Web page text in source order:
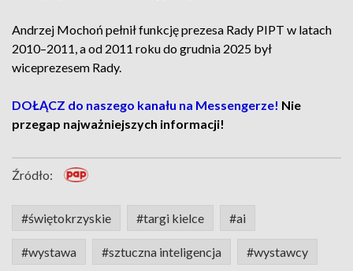
Andrzej Mochoń pełnił funkcję prezesa Rady PIPT w latach
2010–2011, a od 2011 roku do grudnia 2025 był
wiceprezesem Rady.
DOŁĄCZ do naszego kanału na Messengerze! Nie
przegap najważniejszych informacji!
Źródło:
#świętokrzyskie #targi kielce #ai
#wystawa #sztuczna inteligencja #wystawcy